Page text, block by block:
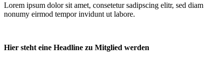
Lorem ipsum dolor sit amet, consetetur sadipscing elitr, sed diam
nonumy eirmod tempor invidunt ut labore.
Hier steht eine Headline zu Mitglied werden